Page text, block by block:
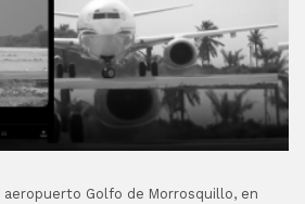
Golfo de Morrosquillo, en